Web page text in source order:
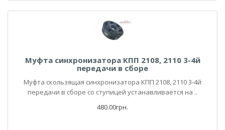
Муфта синхронизатора КПП 2108, 2110 3-4й
передачи в сборе
Муфта скользящая синхронизатора КПП 2108, 2110 3-4й
передачи в сборе со ступицей устанавливается на ..
480.00грн.